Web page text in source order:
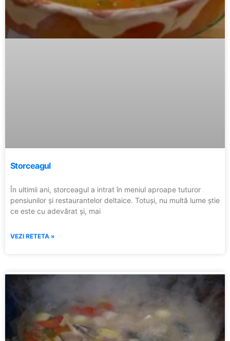
Storceagul
În ultimii ani, storceagul a intrat în meniul aproape tuturor
pensiunilor și restaurantelor deltaice. Totuși, nu multă lume știe
ce este cu adevărat și, mai
VEZI RETETA »